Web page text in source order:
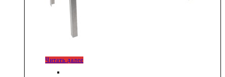
Читать далее